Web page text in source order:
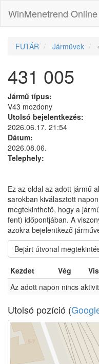
WinMenetrend Online
FUTÁR Járművek
431 005
Jármű típus:
V43 mozdony
Utolsó bejelentkezés:
2026.06.17. 21:54
Dátum:
2026.08.06.
Telephely:
Ez az oldal az adott jármű
sarokban kiválasztott
megtekinthető, hogy a
fent) időpontjában. A
azokra bejelentkező
Bejárt útvonal
Kezdet Vég
Az adott napon nincs
Utolsó pozíció (